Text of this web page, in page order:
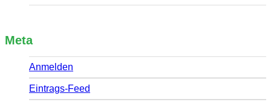
Meta
Anmelden
Eintrags-Feed